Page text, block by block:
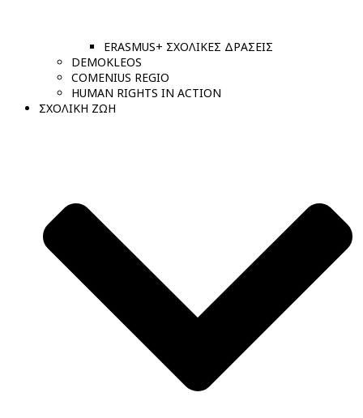
ERASMUS+ ΣΧΟΛΙΚΕΣ ΔΡΑΣΕΙΣ
DEMOKLEOS
COMENIUS REGIO
HUMAN RIGHTS IN ACTION
ΣΧΟΛΙΚΗ ΖΩΗ